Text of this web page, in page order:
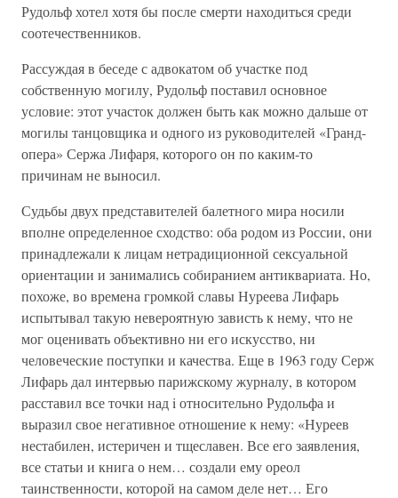
Рудольф хотел хотя бы после смерти находиться среди
соотечественников.
Рассуждая в беседе с адвокатом об участке под
собственную могилу, Рудольф поставил основное
условие: этот участок должен быть как можно дальше от
могилы танцовщика и одного из руководителей «Гранд-
опера» Сержа Лифаря, которого он по каким-то
причинам не выносил.
Судьбы двух представителей балетного мира носили
вполне определенное сходство: оба родом из России, они
принадлежали к лицам нетрадиционной сексуальной
ориентации и занимались собиранием антиквариата. Но,
похоже, во времена громкой славы Нуреева Лифарь
испытывал такую невероятную зависть к нему, что не
мог оценивать объективно ни его искусство, ни
человеческие поступки и качества. Еще в 1963 году Серж
Лифарь дал интервью парижскому журналу, в котором
расставил все точки над i относительно Рудольфа и
выразил свое негативное отношение к нему: «Нуреев
нестабилен, истеричен и тщеславен. Все его заявления,
все статьи и книга о нем… создали ему ореол
таинственности, которой на самом деле нет… Его